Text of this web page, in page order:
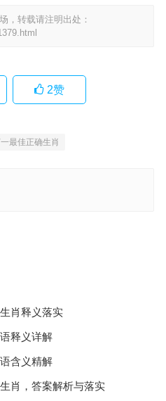
，转载请注明出处：
2赞
最佳正确生肖
肖释义落实
释义详解
含义精解
肖，答案解析与落实